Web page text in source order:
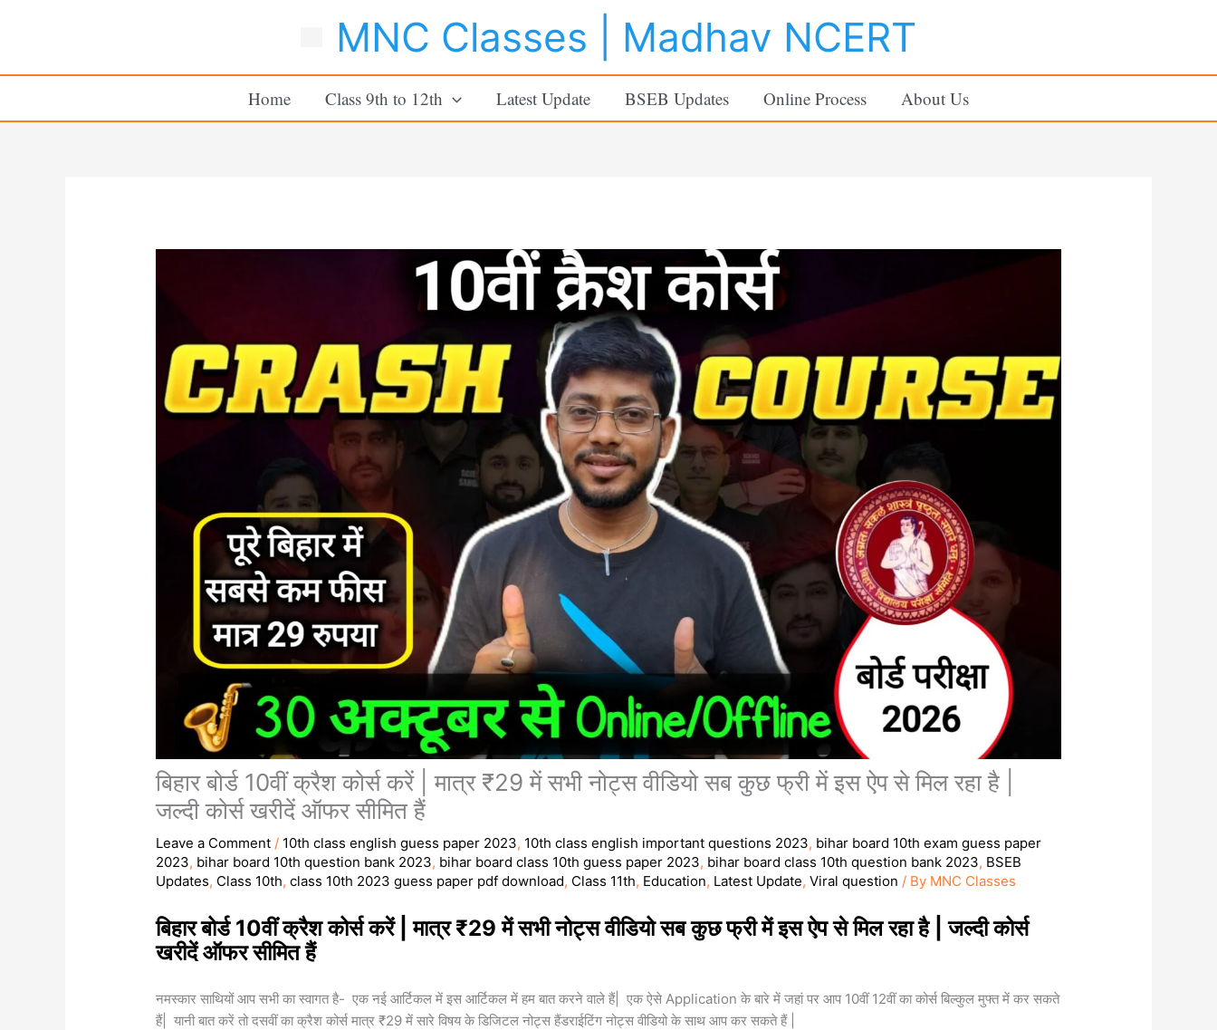
MNC Classes | Madhav NCERT
Home Class 9th to 12th Latest Update BSEB Updates Online Process About Us
बिहार बोर्ड 10वीं क्रैश कोर्स करें | मात्र ₹29 में सभी नोट्स वीडियो सब कुछ फ्री में इस ऐप से मिल रहा है |
जल्दी कोर्स खरीदें ऑफर सीमित हैं
Leave a Comment / 10th class english guess paper 2023, 10th class english important questions 2023, bihar board 10th exam guess paper
2023, bihar board 10th question bank 2023, bihar board class 10th guess paper 2023, bihar board class 10th question bank 2023, BSEB
Updates, Class 10th,class 10th 2023 guess paper pdf download, Class 11th, Education, Latest Update,Viral question / By MNC Classes
बिहार बोर्ड 10वीं क्रैश कोर्स करें | मात्र ₹29 में सभी नोट्स वीडियो सब कुछ फ्री में इस ऐप से मिल रहा है | जल्दी कोर्स
खरीदें ऑफर सीमित हैं
नमस्कार साथियों आप सभी का स्वागत है- एक नई आर्टिकल में इस आर्टिकल में हम बात करने वाले हैं| एक ऐसे Application के बारे में जहां पर आप 10वीं 12वीं का कोर्स बिल्कुल मुफ्त में कर सकते
हैं| यानी बात करें तो दसवीं का क्रैश कोर्स मात्र ₹29 में सारे विषय के डिजिटल नोट्स हैंडराईटिंग नोट्स वीडियो के साथ आप कर सकते हैं |